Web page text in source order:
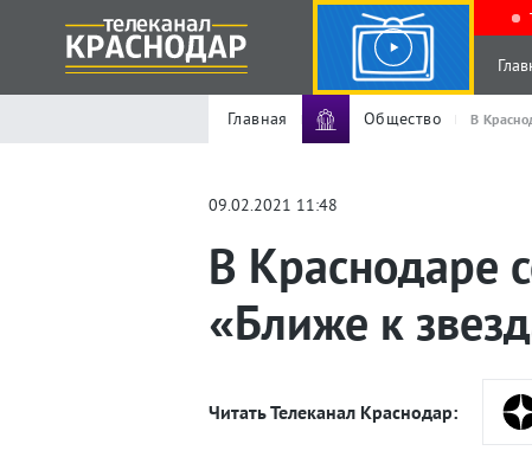
Главная Общество В
09.02.2021 11:48
В Краснодаре
«Ближе к
Читать Телеканал Краснодар: